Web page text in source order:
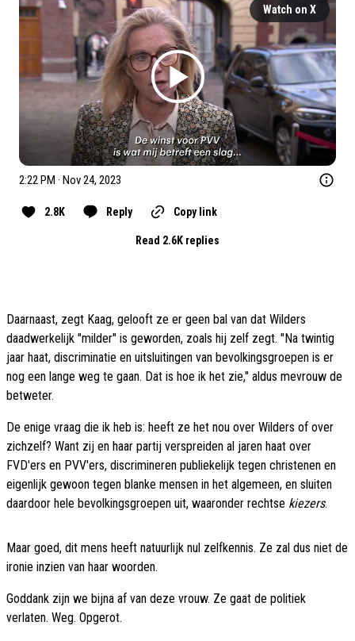
Watch on X
2:22 PM · Nov 24, 2023
2.8K Reply Copy link
Read 2.6K replies
Daarnaast, zegt Kaag, gelooft ze er geen bal van dat Wilders
daadwerkelijk "milder" is geworden, zoals hij zelf zegt. "Na twintig
jaar haat, discriminatie en uitsluitingen van bevolkingsgroepen is er
nog een lange weg te gaan. Dat is hoe ik het zie," aldus mevrouw de
betweter.
De enige vraag die ik heb is: heeft ze het nou over Wilders of over
zichzelf? Want zij en haar partij verspreiden al jaren haat over
FVD'ers en PVV'ers, discrimineren publiekelijk tegen christenen en
eigenlijk gewoon tegen blanke mensen in het algemeen, en sluiten
daardoor hele bevolkingsgroepen uit, waaronder rechtse kiezers.
Maar goed, dit mens heeft natuurlijk nul zelfkennis. Ze zal dus niet de
ironie inzien van haar woorden.
Goddank zijn we bijna af van deze vrouw. Ze gaat de politiek
verlaten. Weg. Opgerot.